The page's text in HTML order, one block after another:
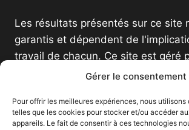
Gérer le consentement
Pour offrir les meilleures expériences, nous
telles que les cookies pour stocker et/ou accéder
appareils. Le fait de consentir à ces technologies
Les résultats présentés sur ce site
garantis et dépendent de
travail de chacun. Ce site est géré
distributeur indépendant et n'est